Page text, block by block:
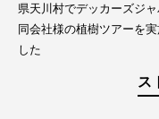
県天川村でデッカーズジ
同会社様の植樹ツアーを実
した
ス